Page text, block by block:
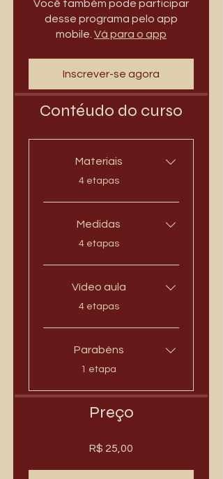
Você também pode participar
desse programa pelo app
mobile. Vá para o app
Inscrever-se agora
Contéudo do curso
Materiais
.
4 etapas
Medidas
.
4 etapas
Vídeo aula
.
4 etapas
Parabéns
.
1 etapa
Preço
R$ 25,00